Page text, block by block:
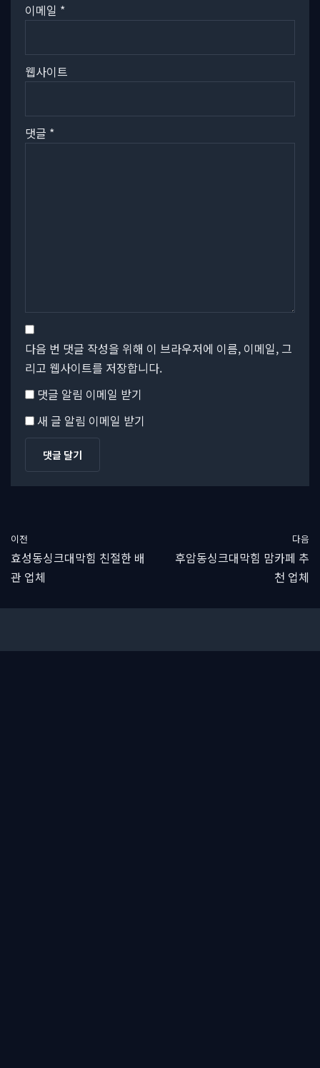
이메일 *
웹사이트
댓글 *
다음 번 댓글 작성을 위해 이 브라우저에 이름, 이메일, 그
리고 웹사이트를 저장합니다.
댓글 알림 이메일 받기
새 글 알림 이메일 받기
이전
효성동싱크대막힘 친절한 배
관 업체
다음
후암동싱크대막힘 맘카페 추
천 업체